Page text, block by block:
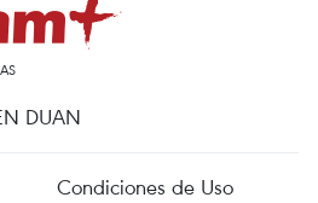
DUAN
Condiciones de Uso